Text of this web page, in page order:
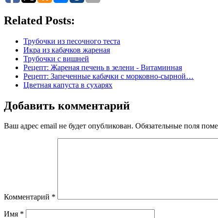
Related Posts:
Трубочки из песочного теста
Икра из кабачков жареная
Трубочки с вишней
Рецепт: Жареная печень в зелени - Витаминная
Рецепт: Запеченные кабачки с морковно-сырной…
Цветная капуста в сухарях
Добавить комментарий
Ваш адрес email не будет опубликован. Обязательные поля
Комментарий *
Имя *